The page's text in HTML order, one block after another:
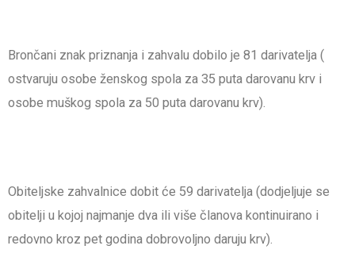
Brončani znak priznanja i zahvalu dobilo je 81 darivatelja (
ostvaruju osobe ženskog spola za 35 puta darovanu krv i
osobe muškog spola za 50 puta darovanu krv).
Obiteljske zahvalnice dobit će 59 darivatelja (dodjeljuje se
obitelji u kojoj najmanje dva ili više članova kontinuirano i
redovno kroz pet godina dobrovoljno daruju krv).